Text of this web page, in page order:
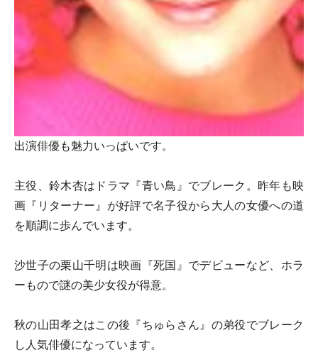
出演俳優も魅力いっぱいです。
主役、鈴木杏はドラマ『青い鳥』でブレーク。昨年も映
画『リターナー』が好評で名子役から大人の女優への道
を順調に歩んでいます。
沙世子の栗山千明は映画『死国』でデビューなど、ホラ
ーもので謎の美少女役が得意。
秋の山田孝之はこの後『ちゅらさん』の弟役でブレーク
し人気俳優になっています。